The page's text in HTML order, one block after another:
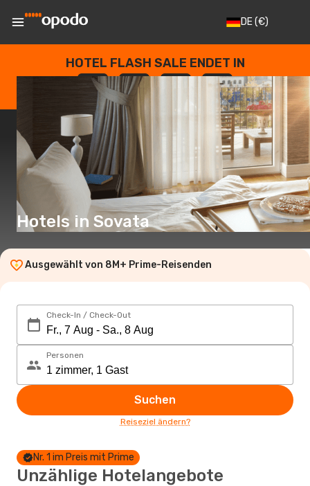
DE(€)
HOTEL FLASH SALE ENDET IN
--
TAGE
: --
STUNDEN
: --
SEKUNDEN
Hotels in Sovata
Ausgewählt von 8M+ Prime-Reisenden
Check-In / Check-Out
Personen
Suchen
Reiseziel ändern?
Nr. 1 im Preis mit Prime
Unzählige Hotelangebote